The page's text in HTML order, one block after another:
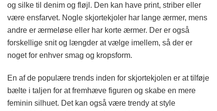
og silke til denim og fløjl. Den kan have print, striber eller
være ensfarvet. Nogle skjortekjoler har lange ærmer, mens
andre er ærmeløse eller har korte ærmer. Der er også
forskellige snit og længder at vælge imellem, så der er
noget for enhver smag og kropsform.
En af de populære trends inden for skjortekjolen er at tilføje
bælte i taljen for at fremhæve figuren og skabe en mere
feminin silhuet. Det kan også være trendy at style